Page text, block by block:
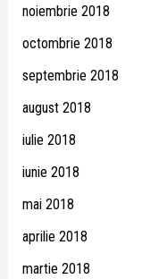
noiembrie 2018
octombrie 2018
septembrie 2018
august 2018
iulie 2018
iunie 2018
mai 2018
aprilie 2018
martie 2018